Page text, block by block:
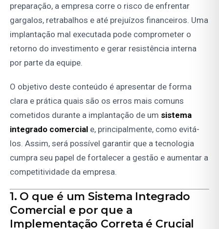
preparação, a empresa corre o risco de enfrentar
gargalos, retrabalhos e até prejuízos financeiros. Uma
implantação mal executada pode comprometer o
retorno do investimento e gerar resistência interna
por parte da equipe.
O objetivo deste conteúdo é apresentar de forma
clara e prática quais são os erros mais comuns
cometidos durante a implantação de um sistema
integrado comercial e, principalmente, como evitá-
los. Assim, será possível garantir que a tecnologia
cumpra seu papel de fortalecer a gestão e aumentar a
competitividade da empresa.
1. O que é um Sistema Integrado
Comercial e por que a
Implementação Correta é Crucial